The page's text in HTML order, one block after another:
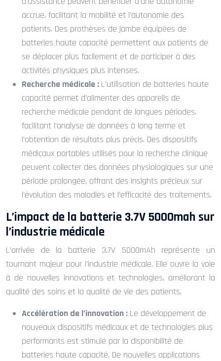
accrue, facilitant la mobilité et l’autonomie des
patients. Des prothèses de jambe équipées de
batteries haute capacité permettent aux patients de
se déplacer plus facilement et de participer à des
activités physiques plus intenses.
Recherche médicale : L’utilisation de batteries haute
capacité permet d’alimenter des appareils de
recherche médicale pendant de longues périodes,
facilitant l’analyse de données à long terme et
l’obtention de résultats plus précis. Des dispositifs
médicaux portables utilisés pour la recherche clinique
peuvent collecter des données physiologiques sur une
période prolongée, offrant des insights précieux sur
l’évolution des maladies et l’efficacité des traitements.
L’impact de la batterie 3.7V 5000mah sur
l’industrie médicale
L’arrivée de la batterie 3.7V 5000mAh représente un
tournant majeur pour l’industrie médicale. Elle ouvre la voie
à de nouvelles innovations et technologies, améliorant la
qualité des soins et la qualité de vie des patients.
Accélération de l’innovation : Le développement de
nouveaux dispositifs médicaux et de technologies plus
performants est stimulé par la disponibilité de
batteries haute capacité. De nouvelles applications